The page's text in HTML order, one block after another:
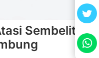
Sembelit